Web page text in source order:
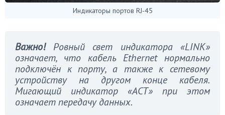
Индикаторы портов RJ-45
Важно! Ровный свет индикатора «LINK»
означает, что кабель Ethernet нормально
подключён к порту, а также к сетевому
устройству на другом конце кабеля.
Мигающий индикатор «ACT» при этом
означает передачу данных.